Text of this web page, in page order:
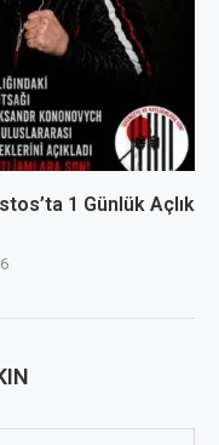
1 Günlük Açlık